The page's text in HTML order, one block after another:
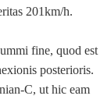
201km/h.
fine, quod est
posterioris.
C, ut hic eam